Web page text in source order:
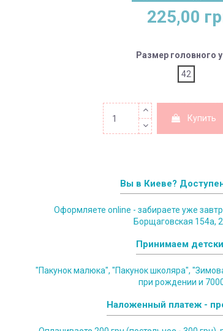
225,00
Размер головного
42
Купить
Вы в Киеве?
Оформляете online - забираете уже
Борщаговская 154а,
Принимаем
"Пакунок малюка", "Пакунок школяра",
при рождении и
Наложенный платеж -